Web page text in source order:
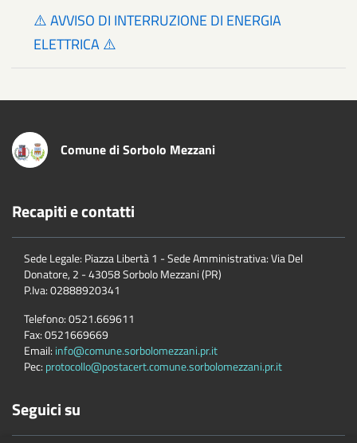
⚠️ AVVISO DI INTERRUZIONE DI ENERGIA
ELETTRICA ⚠️
Comune di Sorbolo Mezzani
Recapiti e contatti
Sede Legale: Piazza Libertà 1 - Sede Amministrativa: Via Del
Donatore, 2 - 43058 Sorbolo Mezzani (PR)
P.Iva:02888920341
Telefono:0521.669611
Fax:0521669669
Email: info@comune.sorbolomezzani.pr.it
Pec: protocollo@postacert.comune.sorbolomezzani.pr.it
Seguici su